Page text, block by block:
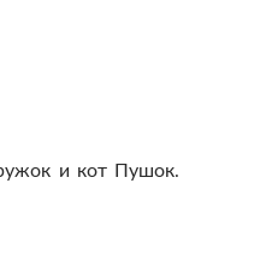
и кот Пушок.